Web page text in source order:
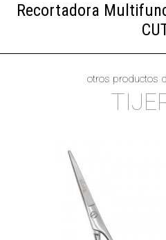
Recortadora
otros productos